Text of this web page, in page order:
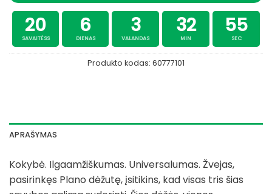
20
SAVAITĖSS
6
DIENAS
3
VALANDAS
32
MIN
55
SEC
Produkto kodas: 60777101
APRAŠYMAS
Kokybė. Ilgaamžiškumas. Universalumas. Žvejas,
pasirinkęs Plano dėžutę, įsitikins, kad visas tris šias